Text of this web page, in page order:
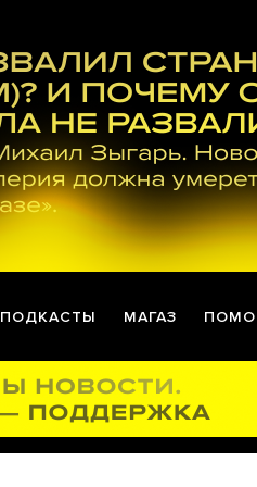
ПОДКАСТЫ МАГАЗ